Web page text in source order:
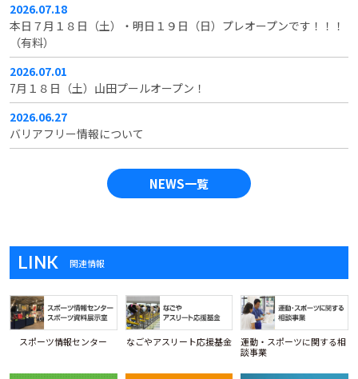
2026.07.18
本日７月１８日（土）・明日１９日（日）プレオープンです！！！
（有料）
2026.07.01
7月１８日（土）山田プールオープン！
2026.06.27
バリアフリー情報について
NEWS一覧
LINK 関連情報
スポーツ情報センター なごやアスリート応援基金
運動・スポーツに関する相
談事業